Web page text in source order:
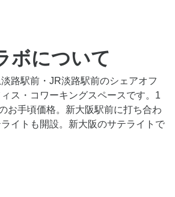
ボについて
路駅前・JR淡路駅前のシェアオフ
ス・コワーキングスペースです。1
お手頃価格。新大阪駅前に打ち合わ
イトも開設。新大阪のサテライトで